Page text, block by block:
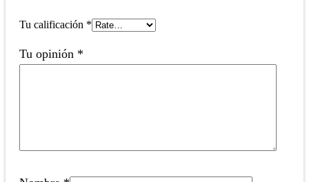
Tu calificación *
Tu opinión *